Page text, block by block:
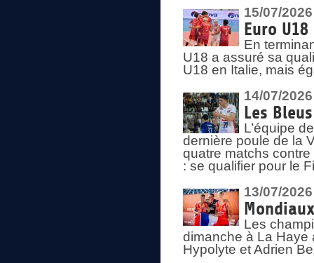
15/07/2026
Euro
En
U18 a assuré sa
U18 en Italie, mais
14/07/2026
Les
L’équipe
dernière poule de la
quatre matchs
: se qualifier pour le
13/07/2026
Les
dimanche à La Haye
Hypolyte et Adrien